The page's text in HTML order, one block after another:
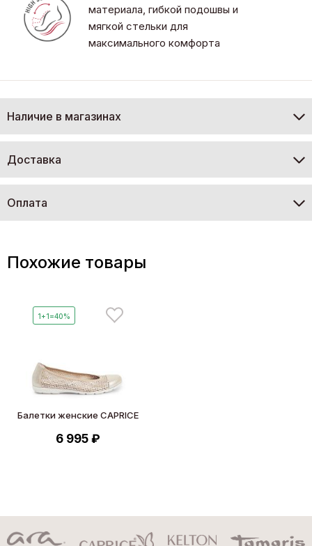
материала, гибкой подошвы и
мягкой стельки для
максимального комфорта
Наличие в магазинах
Доставка
Оплата
Похожие товары
1+1=40%
Балетки женские CAPRICE
6 995 ₽